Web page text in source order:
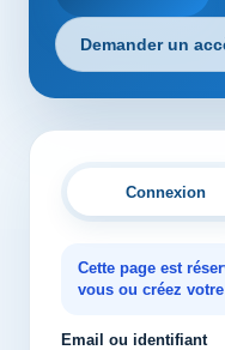
Demander un
Connexion
Cette page est
vous ou créez
Email ou identifiant